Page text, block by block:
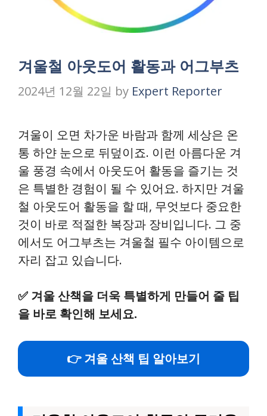
겨울철 아웃도어 활동과 어그부츠
2024년 12월 22일 by Expert Reporter
겨울이 오면 차가운 바람과 함께 세상은 온
통 하얀 눈으로 뒤덮이죠. 이런 아름다운 겨
울 풍경 속에서 아웃도어 활동을 즐기는 것
은 특별한 경험이 될 수 있어요. 하지만 겨울
철 아웃도어 활동을 할 때, 무엇보다 중요한
것이 바로 적절한 복장과 장비입니다. 그 중
에서도 어그부츠는 겨울철 필수 아이템으로
자리 잡고 있습니다.
✅ 겨울 산책을 더욱 특별하게 만들어 줄 팁
을 바로 확인해 보세요.
👉 겨울 산책 팁 알아보기